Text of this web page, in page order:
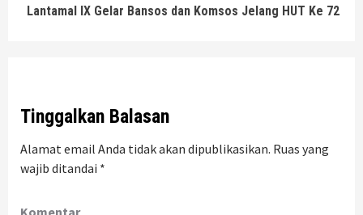
Lantamal IX Gelar Bansos dan Komsos Jelang HUT Ke 72
Tinggalkan Balasan
Alamat email Anda tidak akan dipublikasikan. Ruas yang
wajib ditandai *
Komentar